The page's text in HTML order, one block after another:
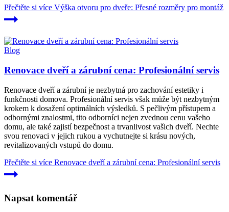
Přečtěte si více Výška otvoru pro dveře: Přesné rozměry pro montáž
Blog
Renovace dveří a zárubní cena: Profesionální servis
Renovace dveří a zárubní je nezbytná pro zachování estetiky i
funkčnosti domova. Profesionální servis však může být nezbytným
krokem k dosažení optimálních výsledků. S pečlivým přístupem a
odbornými znalostmi, tito odborníci nejen zvednou cenu vašeho
domu, ale také zajistí bezpečnost a trvanlivost vašich dveří. Nechte
svou renovaci v jejich rukou a vychutnejte si krásu nových,
revitalizovaných vstupů do domu.
Přečtěte si více Renovace dveří a zárubní cena: Profesionální servis
Napsat komentář